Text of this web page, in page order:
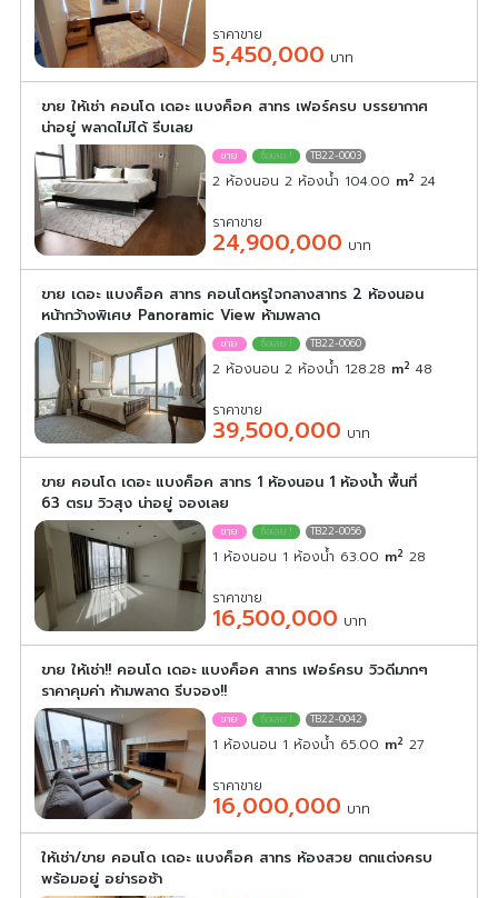
ราคาขาย
5,450,000 บาท
ขาย ให้เช่า คอนโด เดอะ แบงค็อค สาทร เฟอร์ครบ บรรยากาศ
น่าอยู่ พลาดไม่ได้ รีบเลย
TB22-0003
2 ห้องนอน 2 ห้องน้ำ 104.00 m2 24
ราคาขาย
24,900,000 บาท
ขาย เดอะ แบงค็อค สาทร คอนโดหรูใจกลางสาทร 2 ห้องนอน
หน้ากว้างพิเศษ Panoramic View ห้ามพลาด
TB22-0060
2 ห้องนอน 2 ห้องน้ำ 128.28 m2 48
ราคาขาย
39,500,000 บาท
ขาย คอนโด เดอะ แบงค็อค สาทร 1 ห้องนอน 1 ห้องน้ำ พื้นที่
63 ตรม วิวสุง น่าอยู่ จองเลย
TB22-0056
1 ห้องนอน 1 ห้องน้ำ 63.00 m2 28
ราคาขาย
16,500,000 บาท
ขาย ให้เช่า!! คอนโด เดอะ แบงค็อค สาทร เฟอร์ครบ วิวดีมากๆ
ราคาคุมค่า ห้ามพลาด รีบจอง!!
TB22-0042
1 ห้องนอน 1 ห้องน้ำ 65.00 m2 27
ราคาขาย
16,000,000 บาท
ให้เช่า/ขาย คอนโด เดอะ แบงค็อค สาทร ห้องสวย ตกแต่งครบ
พร้อมอยู่ อย่ารอช้า